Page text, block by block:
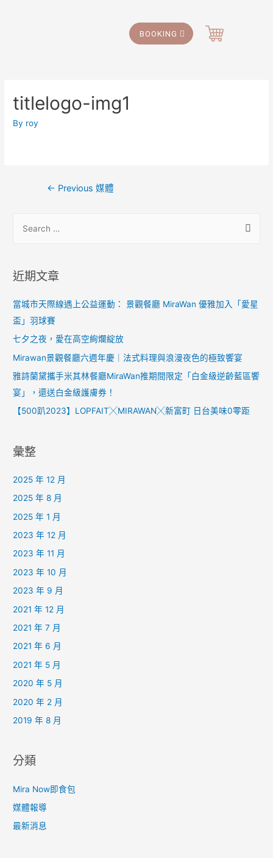
BOOKING
titlelogo-img1
By roy
← Previous 媒體
近期文章
當城市天際線遇上公益運動： 景觀餐廳 MiraWan 優雅加入「愛星
盃」羽球賽
七夕之夜，愛在高空絢爛綻放
Mirawan景觀餐廳六週年慶｜法式料理與浪漫夜色的極致饗宴
雅詩蘭黛攜手米其林餐廳MiraWan推期間限定「白金級逆齡藍區饗
宴」，還送白金級護膚券！
【500趴2023】LOPFAIT╳MIRAWAN╳新富町 日台美味0零距
彙整
2025 年 12 月
2025 年 8 月
2025 年 1 月
2023 年 12 月
2023 年 11 月
2023 年 10 月
2023 年 9 月
2021 年 12 月
2021 年 7 月
2021 年 6 月
2021 年 5 月
2020 年 5 月
2020 年 2 月
2019 年 8 月
分類
Mira Now即食包
媒體報導
最新消息